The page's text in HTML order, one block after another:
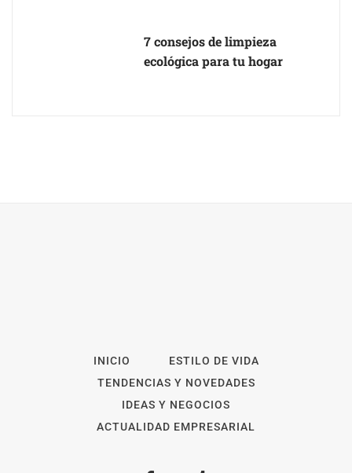
7 consejos de limpieza
ecológica para tu hogar
INICIO
ESTILO DE VIDA
TENDENCIAS Y NOVEDADES
IDEAS Y NEGOCIOS
ACTUALIDAD EMPRESARIAL